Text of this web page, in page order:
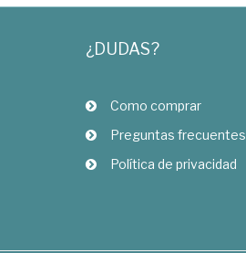
¿DUDAS?
Como comprar
Preguntas frecuentes
Política de privacidad